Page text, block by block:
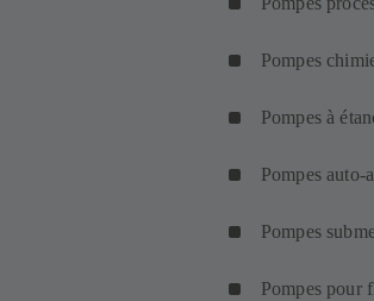
Pompes
Pompes à
Pompes auto-
Pompes
Pompes pour